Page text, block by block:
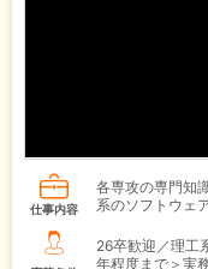
仕事内容
各専攻の専門知
系のソフトウェ
26卒歓迎／理工
年程度まで＞実